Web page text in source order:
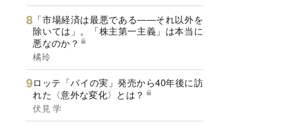
「市場経済は最悪である――それ以外を
除いては」。「株主第一主義」は本当に
悪なのか？
橘玲
ロッテ「パイの実」発売から40年後に訪
れた〈意外な変化〉とは？
伏見 学